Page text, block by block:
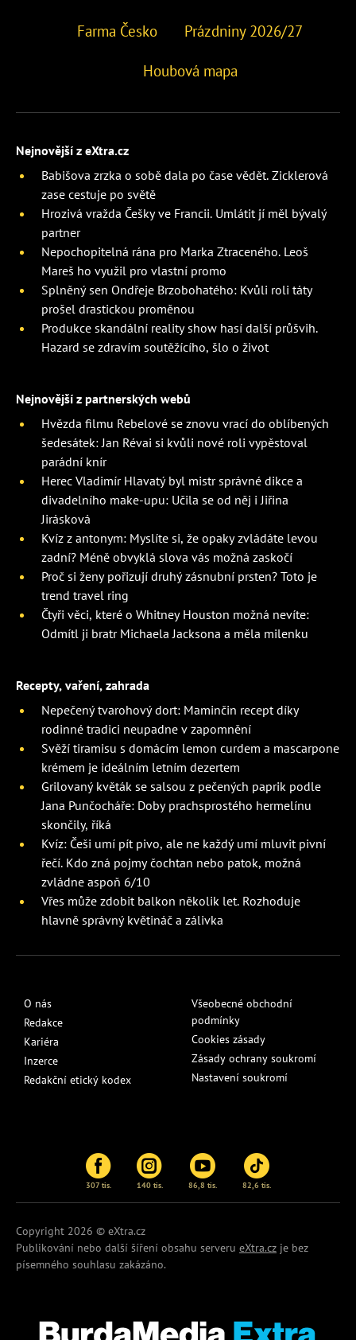
Farma Česko Prázdniny 2026/27
Houbová mapa
Nejnovější z eXtra.cz
Babišova zrzka o sobě dala po čase vědět. Zicklerová
zase cestuje po světě
Hrozivá vražda Češky ve Francii. Umlátit jí měl bývalý
partner
Nepochopitelná rána pro Marka Ztraceného. Leoš
Mareš ho využil pro vlastní promo
Splněný sen Ondřeje Brzobohatého: Kvůli roli táty
prošel drastickou proměnou
Produkce skandální reality show hasí další průšvih.
Hazard se zdravím soutěžícího, šlo o život
Nejnovější z partnerských webů
Hvězda filmu Rebelové se znovu vrací do oblíbených
šedesátek: Jan Révai si kvůli nové roli vypěstoval
parádní knír
Herec Vladimír Hlavatý byl mistr správné dikce a
divadelního make-upu: Učila se od něj i Jiřina
Jirásková
Kvíz z antonym: Myslíte si, že opaky zvládáte levou
zadní? Méně obvyklá slova vás možná zaskočí
Proč si ženy pořizují druhý zásnubní prsten? Toto je
trend travel ring
Čtyři věci, které o Whitney Houston možná nevíte:
Odmítl ji bratr Michaela Jacksona a měla milenku
Recepty, vaření, zahrada
Nepečený tvarohový dort: Maminčin recept díky
rodinné tradici neupadne v zapomnění
Svěží tiramisu s domácím lemon curdem a mascarpone
krémem je ideálním letním dezertem
Grilovaný květák se salsou z pečených paprik podle
Jana Punčocháře: Doby prachsprostého hermelínu
skončily, říká
Kvíz: Češi umí pít pivo, ale ne každý umí mluvit pivní
řečí. Kdo zná pojmy čochtan nebo patok, možná
zvládne aspoň 6/10
Vřes může zdobit balkon několik let. Rozhoduje
hlavně správný květináč a zálivka
O nás
Redakce
Kariéra
Inzerce
Redakční etický kodex
Všeobecné obchodní
podmínky
Cookies zásady
Zásady ochrany soukromí
Nastavení soukromí
307 tis. 140 tis. 86,8 tis. 82,6 tis.
Copyright 2026 © eXtra.cz
Publikování nebo další šíření obsahu serveru eXtra.cz je bez
písemného souhlasu zakázáno.